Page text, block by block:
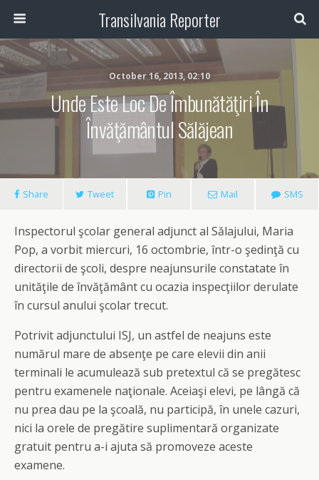
Transilvania Reporter
October 16, 2013, 02:10
Unde Este Loc De Îmbunătăţiri În
Învăţământul Sălăjean
Share Tweet Pin Mail SMS
Inspectorul şcolar general adjunct al Sălajului, Maria
Pop, a vorbit miercuri, 16 octombrie, într-o şedinţă cu
directorii de şcoli, despre neajunsurile constatate în
unităţile de învăţământ cu ocazia inspecţiilor derulate
în cursul anului şcolar trecut.
Potrivit adjunctului ISJ, un astfel de neajuns este
numărul mare de absenţe pe care elevii din anii
terminali le acumulează sub pretextul că se pregătesc
pentru examenele naţionale. Aceiaşi elevi, pe lângă că
nu prea dau pe la şcoală, nu participă, în unele cazuri,
nici la orele de pregătire suplimentară organizate
gratuit pentru a-i ajuta să promoveze aceste
examene.